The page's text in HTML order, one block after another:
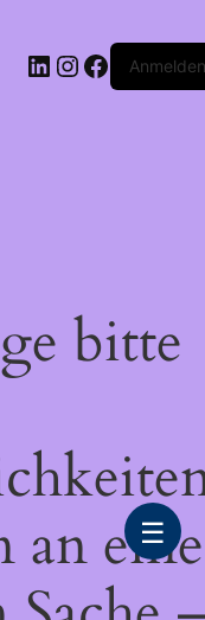
LinkedIn
Instagram
FacebookAnmelden
bitte
an
☰